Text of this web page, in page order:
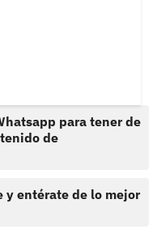
para tener de
de
y entérate de lo mejor